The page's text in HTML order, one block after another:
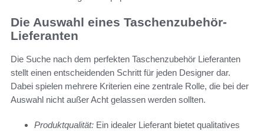
Die Auswahl eines Taschenzubehör-
Lieferanten
Die Suche nach dem perfekten Taschenzubehör Lieferanten
stellt einen entscheidenden Schritt für jeden Designer dar.
Dabei spielen mehrere Kriterien eine zentrale Rolle, die bei der
Auswahl nicht außer Acht gelassen werden sollten.
Produktqualität: Ein idealer Lieferant bietet qualitatives